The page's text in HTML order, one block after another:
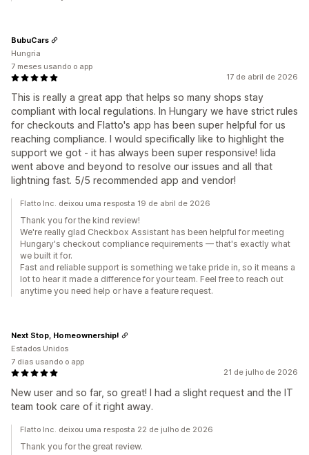
17 de abril de 2026
This is really a great app that helps so many shops stay
compliant with local regulations. In Hungary we have strict rules
for checkouts and Flatto's app has been super helpful for us
reaching compliance. I would specifically like to highlight the
support we got - it has always been super responsive! Iida
went above and beyond to resolve our issues and all that
lightning fast. 5/5 recommended app and vendor!
BubuCars
Hungria
7 meses usando o app
Flatto Inc. deixou uma resposta 19 de abril de 2026
Thank you for the kind review!
We're really glad Checkbox Assistant has been helpful for meeting
Hungary's checkout compliance requirements — that's exactly what
we built it for.
Fast and reliable support is something we take pride in, so it means a
lot to hear it made a difference for your team. Feel free to reach out
anytime you need help or have a feature request.
21 de julho de 2026
New user and so far, so great! I had a slight request and the IT
team took care of it right away.
Next Stop, Homeownership!
Estados Unidos
7 dias usando o app
Flatto Inc. deixou uma resposta 22 de julho de 2026
Thank you for the great review.